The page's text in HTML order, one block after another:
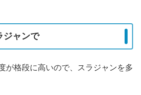
ジャンで
が格段に高いので、スラジャンを多